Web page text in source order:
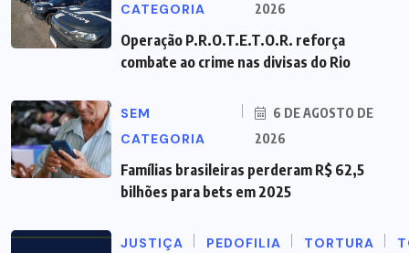
CATEGORIA
2026
Operação P.R.O.T.E.T.O.R. reforça
combate ao crime nas divisas do Rio
SEM
CATEGORIA
6 DE AGOSTO DE
2026
Famílias brasileiras perderam R$ 62,5
bilhões para bets em 2025
JUSTIÇA PEDOFILIA TORTURA